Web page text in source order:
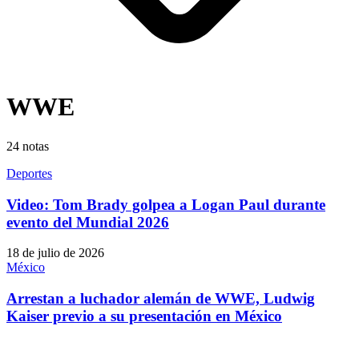
WWE
24 notas
Deportes
Video: Tom Brady golpea a Logan Paul durante
evento del Mundial 2026
18 de julio de 2026
México
Arrestan a luchador alemán de WWE, Ludwig
Kaiser previo a su presentación en México